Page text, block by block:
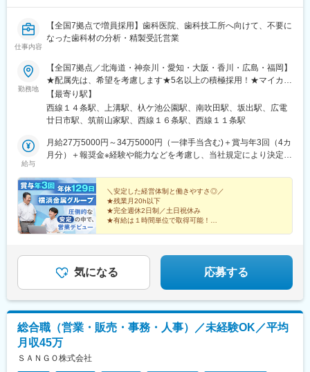
田駅、大崎駅、新橋駅、神谷町駅、虎ノ門駅、お台場海浜公園
小伝馬町駅、錦糸町駅、秋葉原駅、八丁堀駅(東京都)、茅場町駅、
葛西駅、南行徳駅、浦安駅(千葉県)、新田駅(埼玉県)、獨協大学前
甲西駅、南草津駅、上鳥羽口駅、向日町駅、京阪膳所駅、円町
駅、東寺駅、烏丸駅、西院駅(阪急線)、星ケ丘駅(大阪府)、星田
駅、大山崎駅、高槻駅、ＪＲ総持寺駅、沢良宜駅、南摂津駅、野
崎駅(大阪府)、吉田駅(大阪府)、深江橋駅、住道駅、天満橋駅、守
口駅、天神橋筋六丁目駅、都島駅、新森古市駅、大阪梅田駅(阪急
駅、京終駅、学研北生駒駅、富田林駅、高田市駅、滝谷駅(大阪
府)、桜井駅(奈良県)、八尾駅、古市駅(大阪府)、河内松原駅、服部
駅、長堀橋駅、堺筋本町駅、天下茶屋駅、長居駅(阪和線)、和泉府
中駅、泉佐野駅、伊丹駅(阪急線)、大正駅(大阪府)、新神戸駅、新
長田駅、西明石駅、播磨高岡駅、早通駅、高崎問屋町駅、山前
駅、江曽島駅、古河駅、水戸駅、東野駅(岐阜県)、加賀温泉駅、森
本駅、高山駅、佐久平駅、名張駅、四日市駅、江南駅(愛知県)、春
駅、豊川駅、岡崎駅、静岡駅、八幡駅(愛知県)、藤川駅、片野駅、
競馬場前駅(福岡県)、南小倉駅、小倉駅(福岡県)、箱崎九大前駅、
九産大前駅、呉服町駅(福岡県)、門松駅、室見駅、西新駅、天神南
駅、大濠公園駅、九大学研都市駅、大橋駅(福岡県)、七隈駅、那覇
生駅、西条駅(広島県)、矢野駅、周防花岡駅、山口駅(山口県)、幡
生駅、長府駅、琴似駅(函館本線)、京橋駅(東京都)、日本平駅、心
斎橋駅、児島駅、片原町駅(香川県)、おもろまち駅、大竹駅、広
仕事内容
【全国7拠点で増員採用】歯科医院、歯科技工所へ向けて、不要に
なった歯科材の分析・精製受託営業
勤務地
【全国7拠点／北海道・神奈川・愛知・大阪・香川・広島・福岡】
★配属先は、希望を考慮します★5名以上の積極採用！★マイカー
通勤可（無料駐車場完備）※大阪支店のみ不可【札幌営業所】北海
道札幌市中央区南14条西13丁目3-5 ニューハイム札幌102号【東
京支店】神奈川県相模原市中央区田名3656-4【名古屋支店】愛知
国営業所】香川県坂出市西大浜北2-4-56【広島支店】広島県廿日
市市木材港南9-26【福岡支店】福岡県筑紫野市山家5169-1※受動
【最寄り駅】
西線１４条駅、上溝駅、杁ケ池公園駅、南吹田駅、坂出駅、広電
廿日市駅、筑前山家駅、西線１６条駅、西線１１条駅
給与
月給27万5000円～34万5000円（一律手当含む)＋賞与年3回（4カ
月分）＋報奨金※経験や能力などを考慮し、当社規定により決定し
宅手当（月1万5000円）を含みます＼個人の頑張りを、しっかり
評価／成果により、賞与とは別にインセンティブ（報奨金）が支
給されることもあります。さらに、社歴などは関係なくキャリア
アップできる環境。中には入社3年で係長になり、月給を10万円
近くアップさせた実績もあります。
＼安定した経営体制と働きやすさ◎／
★残業月20h以下
★完全週休2日制／土日祝休み
★有給は１時間単位で取得可能！
お客様との信頼関係を築く営業＋資源再生にも貢献！
気になる 応募する
総合職（営業・販売・事務・人事）／未経験OK／平均
月収45万
ＳＡＮＧＯ株式会社